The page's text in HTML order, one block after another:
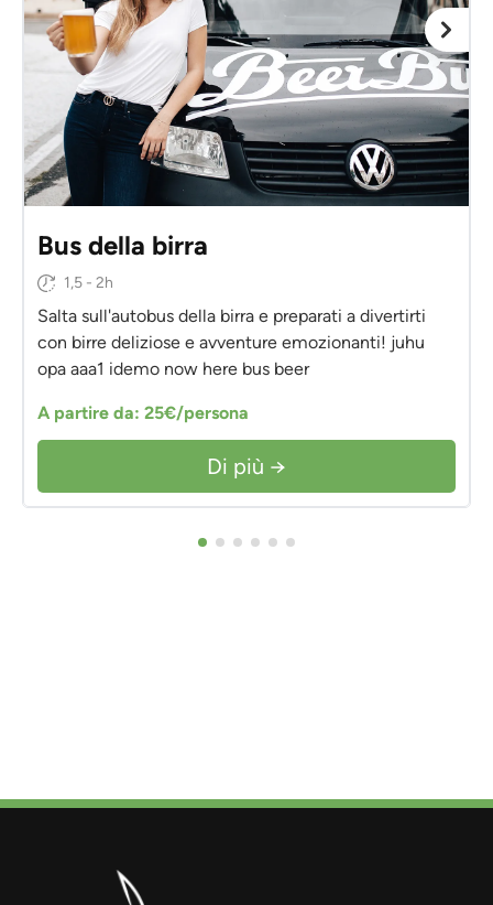
Bus della birra
1,5 - 2h
Salta sull'autobus della birra e preparati a divertirti
con birre deliziose e avventure emozionanti! juhu
opa aaa1 idemo now here bus beer
A partire da: 25€/persona
Di più →